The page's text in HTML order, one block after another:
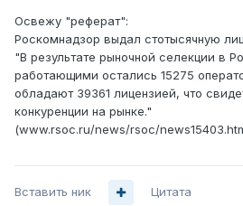
Освежу "реферат":
Роскомнадзор выдал стотысячную
"В результате рыночной селекции в
работающими остались 15275
обладают 39361 лицензией, что
конкуренции на рынке."
(www.rsoc.ru/news/rsoc/
Вставить ник Цитата